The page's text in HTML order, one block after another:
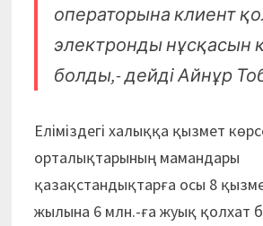
операторына клиент
электронды нұсқасын
болды,- дейді Айнұр
Еліміздегі халыққа қызмет
орталықтарының мамандары
қазақстандықтарға осы 8
жылына 6 млн.-ға жуық қолхат